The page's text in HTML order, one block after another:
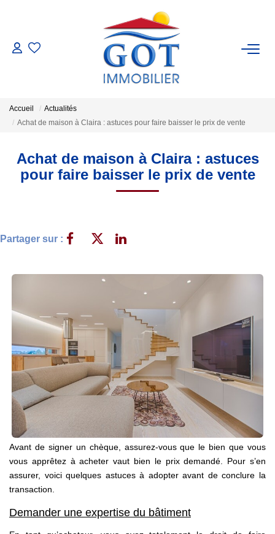
VENTES
ESTIMATION
NOS AGENCES
Nos Agences
Notre Équipe
Notre Région
Avis Clients
Nos Actualités
Blog
CONTACT
Accueil
Actualités
Achat de maison à Claira : astuces pour faire baisser le prix de vente
Achat de maison à Claira : astuces
pour faire baisser le prix de vente
Partager sur :
Avant de signer un chèque, assurez-vous que le bien que vous
vous apprêtez à acheter vaut bien le prix demandé. Pour s’en
assurer, voici quelques astuces à adopter avant de conclure la
transaction.
Demander une expertise du bâtiment